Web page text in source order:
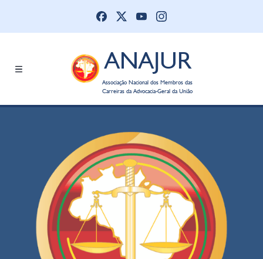
ANAJUR
Associação Nacional dos Membros das
Carreiras da Advocacia-Geral da União